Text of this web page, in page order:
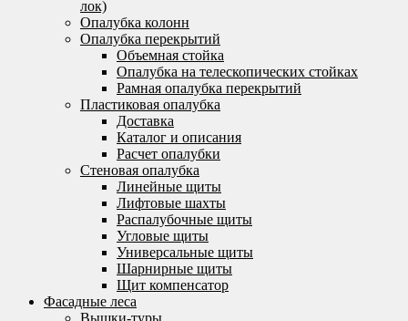
лок)
Опалубка колонн
Опалубка перекрытий
Объемная стойка
Опалубка на телескопических стойках
Рамная опалубка перекрытий
Пластиковая опалубка
Доставка
Каталог и описания
Расчет опалубки
Стеновая опалубка
Линейные щиты
Лифтовые шахты
Распалубочные щиты
Угловые щиты
Универсальные щиты
Шарнирные щиты
Щит компенсатор
Фасадные леса
Вышки-туры